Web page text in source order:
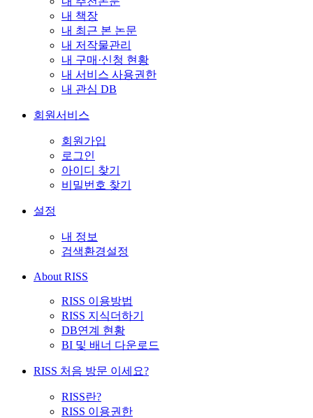
내 책장
내 최근 본 논문
내 저작물관리
내 구매·신청 현황
내 서비스 사용권한
내 관심 DB
회원서비스
회원가입
로그인
아이디 찾기
비밀번호 찾기
설정
내 정보
검색환경설정
About RISS
RISS 이용방법
RISS 지식더하기
DB연계 현황
BI 및 배너 다운로드
RISS 처음 방문 이세요?
RISS란?
RISS 이용권한